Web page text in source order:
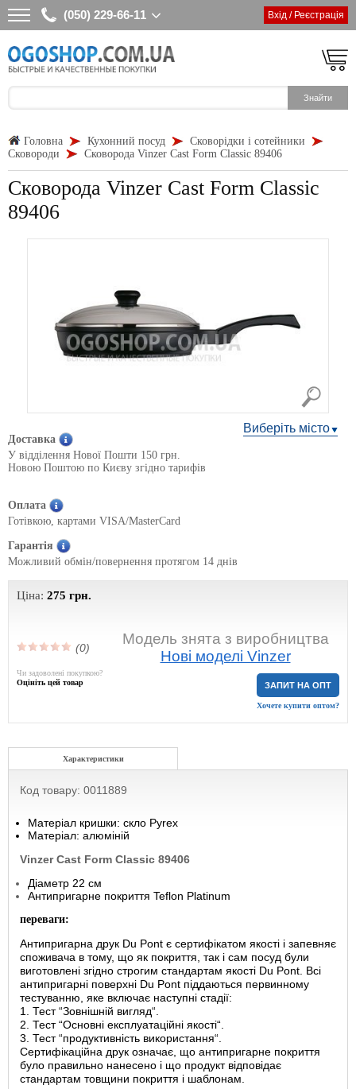
(050) 229-66-11 Вхід / Реєстрація
Головна Кухонний посуд
Сковорідки і сотейники
Сковороди
Сковорода Vinzer Cast Form Classic 89406
Сковорода Vinzer Cast Form Classic
89406
Виберіть місто
Доставка
У відділення Нової Пошти 150 грн.
Новою Поштою по Києву згідно тарифів
Оплата
Готівкою, картами VISA/MasterCard
Гарантія
Можливий обмін/повернення протягом 14 днів
Ціна: 275 грн.
(0)
Модель знята з виробництва
Нові моделі Vinzer
ЗАПИТ НА ОПТ
Хочете купити оптом?
Чи задоволені покупкою?
Оцініть цей товар
Характеристики
Код товару: 0011889
Матеріал кришки: скло Pyrex
Матеріал: алюміній
Vinzer Cast Form Classic 89406
Діаметр 22 см
Антипригарне покриття Teflon Platinum
переваги:
Антипригарна друк Du Pont є сертифікатом якості і запевняє
споживача в тому, що як покриття, так і сам посуд були
виготовлені згідно строгим стандартам якості Du Pont. Всі
антипригарні поверхні Du Pont піддаються первинному
тестуванню, яке включає наступні стадії:
1. Тест “Зовнішній вигляд“.
2. Тест “Основні експлуатаційні якості“.
3. Тест “продуктивність використання“.
Сертифікаційна друк означає, що антипригарне покриття
було правильно нанесено і що продукт відповідає
стандартам товщини покриття і шаблонам.